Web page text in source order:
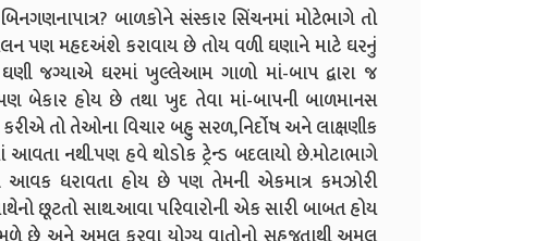
બાળકોને સંસ્કાર સિંચનમાં મોટેભાગે તો
પણ મહદઅંશે કરાવાય છે તોય વળી ઘણાને માટે ઘરનું
જગ્યાએ ઘરમાં ખુલ્લેઆમ ગાળો માં-બાપ દ્વારા જ
બેકાર હોય છે તથા ખુદ તેવા માં-બાપની બાળમાનસ
કરીએ તો તેઓના વિચાર બહુ સરળ,નિર્દોષ અને લાક્ષણીક
નથી.પણ હવે થોડોક ટ્રેન્ડ બદલાયો છે.મોટાભાગે
આવક ધરાવતા હોય છે પણ તેમની એકમાત્ર કમઝોરી
છૂટતો સાથ.આવા પરિવારોની એક સારી બાબત હોય